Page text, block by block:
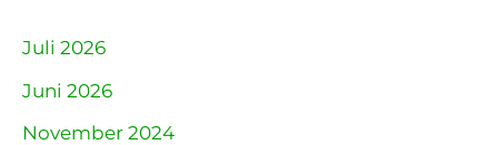
Juli 2026
Juni 2026
November 2024